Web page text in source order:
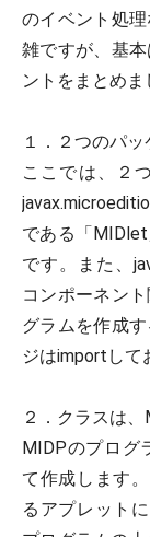
のイベント処
雑ですが、基
ントをまとめま
１．２つのパ
ここでは、２
である「
です。また、
コンポーネン
グラムを作成
ジはimportして
２．クラスは
MIDPのプログ
て作成します
るアプレット